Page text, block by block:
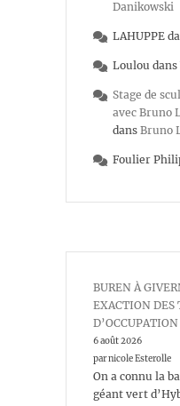
Danikowski
LAHUPPE
Loulou dans
Stage de
avec Bruno
dans Bruno
Foulier
BUREN À
EXACTION DES
6 août 2026
par nicole Esterolle
On a connu la
géant vert